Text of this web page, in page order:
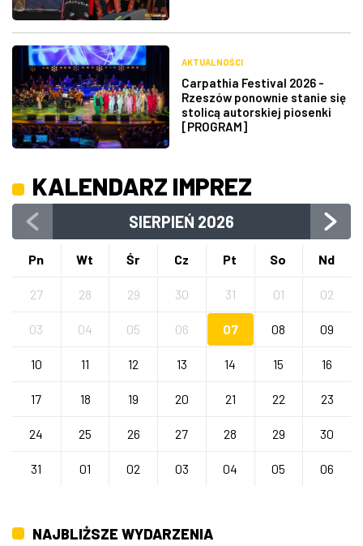
AKTUALNOŚCI
Carpathia Festival 2026 -
Rzeszów ponownie stanie się
stolicą autorskiej piosenki
[PROGRAM]
KALENDARZ IMPREZ
SIERPIEŃ 2026
Pn Wt Śr Cz Pt So Nd
27 28 29 30 31 01 02
03 04 05 06 07 08 09
10 11 12 13 14 15 16
17 18 19 20 21 22 23
24 25 26 27 28 29 30
31 01 02 03 04 05 06
NAJBLIŻSZE WYDARZENIA